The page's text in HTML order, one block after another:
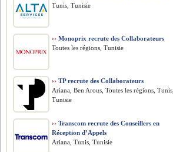
Tunis, Tunisie
›› Monoprix recrute des Collaborateurs
Toutes les régions, Tunisie
›› TP recrute des Collaborateurs
Ariana, Ben Arous, Toutes les régions, Tunis,
Tunisie
›› Transcom recrute des Conseillers en
Réception d’Appels
Ariana, Tunis, Tunisie